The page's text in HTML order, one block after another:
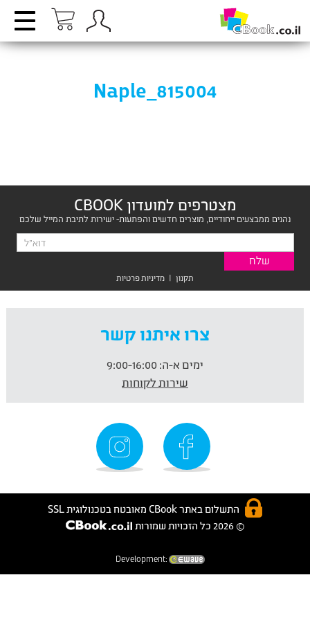
Naple_815004
מצטרפים למועדון CBOOK
נהנים ממבצעים ייחודיים, מוצרים חדשים והפתעות- ישירות לתיבת המייל שלכם
תקנון | מדיניות פרטיות
צרו איתנו קשר
ימים א-ה:
שירות לקוחות
התשלום באתר CBook מאובטח בטכנולוגית SSL
© 2026 כל הזכויות שמורות
Development: